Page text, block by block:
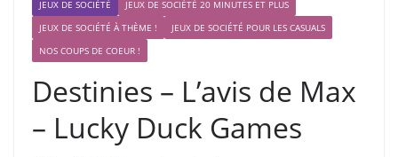
JEUX DE SOCIÉTÉ
JEUX DE SOCIÉTÉ 20 MINUTES ET PLUS
JEUX DE SOCIÉTÉ À THÈME !
JEUX DE SOCIÉTÉ POUR LES CASUALS
NOS COUPS DE COEUR !
Destinies – L’avis de Max
– Lucky Duck Games